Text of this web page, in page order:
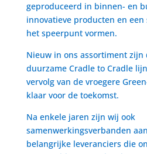
geproduceerd in binnen- en
innovatieve producten en
het speerpunt vormen.
Nieuw in ons assortiment zijn
duurzame Cradle to Cradle
vervolg van de vroegere
klaar voor de toekomst.
Na enkele jaren zijn wij ook
samenwerkingsverbanden
belangrijke leveranciers die